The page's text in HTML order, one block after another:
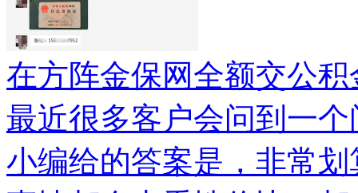
在方阵金保网全额交公
最近很多客户会问到一
小编给的答案是，非常